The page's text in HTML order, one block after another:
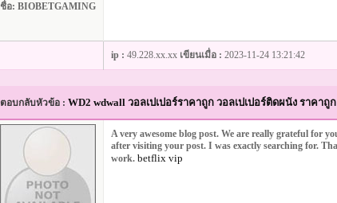
ชื่อ: BIOBETGAMING
ip : 49.228.xx.xx เขียนเมื่อ : 2023-11-24 13:21:42
ตอบกลับหัวข้อ : WD2 wdwall วอลเปเปอร์ราคาถูก วอลเปเปอร์ติดผนัง ราคาถู
A very awesome blog post. We are really grateful for
after visiting your post. I was exactly searching for.
work. betflix vip